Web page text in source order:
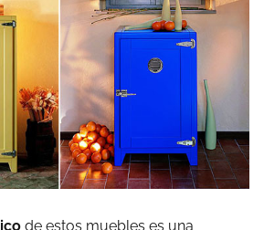
de estos muebles es una